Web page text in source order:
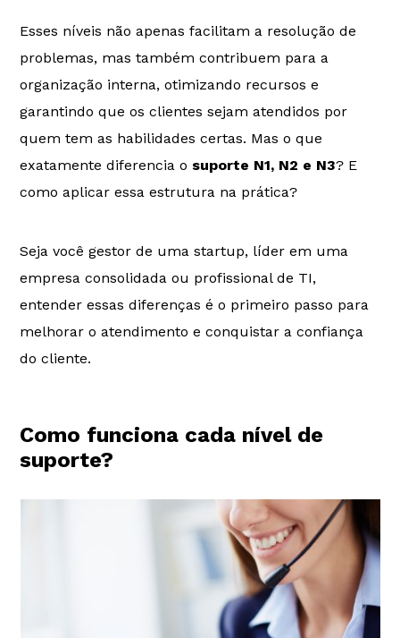
Esses níveis não apenas facilitam a resolução de
problemas, mas também contribuem para a
organização interna, otimizando recursos e
garantindo que os clientes sejam atendidos por
quem tem as habilidades certas. Mas o que
exatamente diferencia o suporte N1, N2 e N3? E
como aplicar essa estrutura na prática?
Seja você gestor de uma startup, líder em uma
empresa consolidada ou profissional de TI,
entender essas diferenças é o primeiro passo para
melhorar o atendimento e conquistar a confiança
do cliente.
Como funciona cada nível de
suporte?